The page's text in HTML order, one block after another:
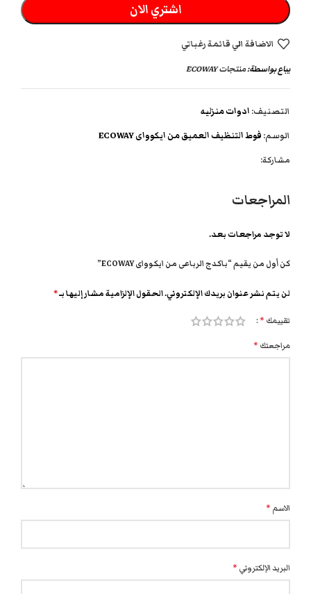
اشتري الان
الاضافة الي قائمة رغباتي
يباع بواسطة:منتجات ECOWAY
التصنيف: ادوات منزليه
الوسم: فوط التنظيف العميق من ايكوواى ECOWAY
مشاركة:
المراجعات
لا توجد مراجعات بعد.
كن أول من يقيم “باكدج الرباعى من ايكوواى ECOWAY”
لن يتم نشر عنوان بريدك الإلكتروني.الحقول الإلزامية مشار إليها بـ*
تقييمك *
مراجعتك *
الاسم *
البريد الإلكتروني *